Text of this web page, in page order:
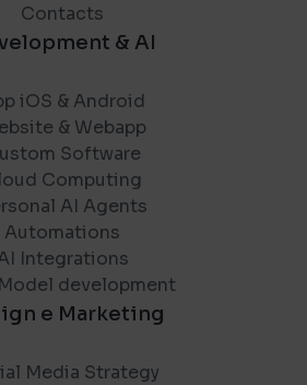
Contacts
& AI
iOS & Android
& Webapp
Software
Computing
AI Agents
Automations
Integrations
development
e Marketing
Media Strategy